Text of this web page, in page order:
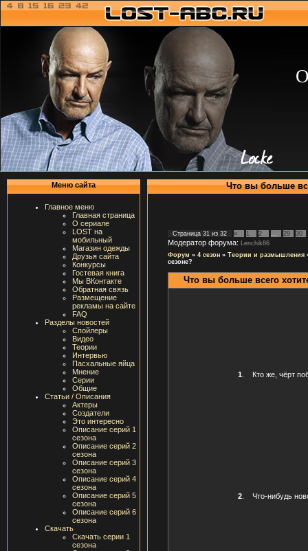
Меню сайта
Главное меню
Главная страница
О сериале
LOST на
мобильный
Магазин одежды
Друзья сайта
Конкурсы
Гостевая книга
Мы ВКонтакте
Обратная связь
Размещение
рекламы на сайте
FAQ
Разделы новостей
Спойлеры
Видео
Теории
Интервью
Пасхальные яйца
Мнение
Серии
Общие
Статьи / Описания
Актеры
Создатели
Это интересно
Описание серий 1
сезона
Описание серий 2
сезона
Описание серий 3
сезона
Описание серий 4
сезона
Описание серий 5
сезона
Описание серий 6
сезона
Скачать
Скачать серии 1
сезона
Что вы больше
Страница 31 из 32 « 1 2 29 30
Модератор форума:
Lenchik86
Форум » 4 сезон » Теории и размышления
сезоне?
Что вы больше всего
1 Кто же, чёрт
2. Что-нибудь